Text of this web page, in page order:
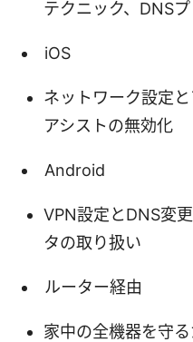
テクニック、DNS
iOS
ネットワーク設定
アシストの無効化
Android
VPN設定とDNS変
タの取り扱い
ルーター経由
家中の全機器を守る